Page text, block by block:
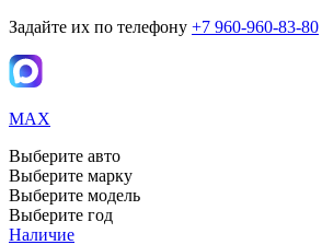
Задайте их по телефону +7 960-960-83-80
MAX
Выберите авто
Выберите марку
Выберите модель
Выберите год
Наличие